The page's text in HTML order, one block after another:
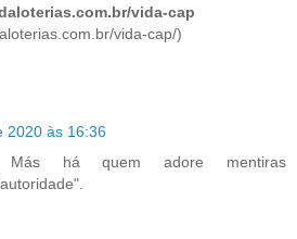
vida-cap
vida-cap/)
2020 às 16:36
Más há quem adore mentiras